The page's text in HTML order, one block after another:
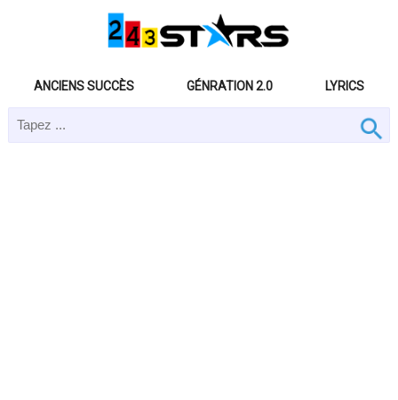
ANCIENS SUCCÈS GÉNRATION 2.0 LYRICS